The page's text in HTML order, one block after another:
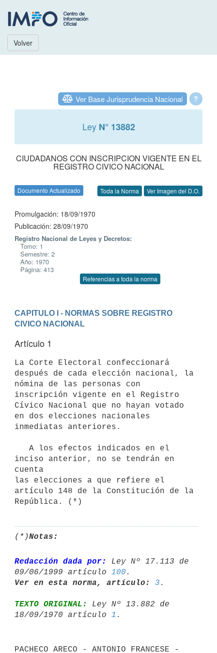
Volver
?
Ver Base Jurisprudencia Nacional
Ley N° 13882
CIUDADANOS CON INSCRIPCION VIGENTE EN EL
REGISTRO CIVICO NACIONAL
Documento Actualizado Toda la Norma Ver Imagen del D.O.
Promulgación: 18/09/1970
Publicación: 28/09/1970
Registro Nacional de Leyes y Decretos:
Tomo: 1
Semestre: 2
Año: 1970
Página: 413
Referencias a toda la norma
CAPITULO I - NORMAS SOBRE REGISTRO
CIVICO NACIONAL
Artículo 1
La Corte Electoral confeccionará
después de cada elección nacional, la
nómina de las personas con
inscripción vigente en el Registro
Cívico Nacional que no hayan votado
en dos elecciones nacionales
inmediatas anteriores.
inciso anterior, no se tendrán en
cuenta
las elecciones a que refiere el
artículo 148 de la Constitución de la
(*)Notas:
Redacción dada por:
Ley Nº 17.113 de
09/06/1999 artículo 100
Ver en esta norma, artículo:
3
TEXTO ORIGINAL:
Ley Nº 13.882 de
18/09/1970 artículo 1
PACHECO ARECO - ANTONIO FRANCESE -